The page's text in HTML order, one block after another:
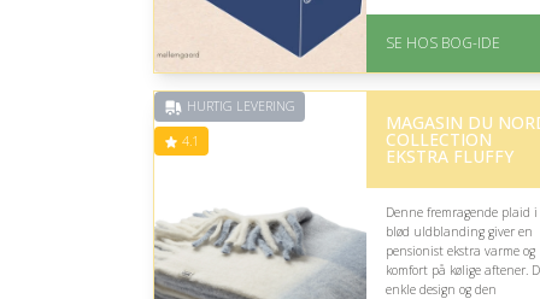
På lager
Levering: 1-3 hverdage -
rating på 4.6 ud af 5
SE HOS BOG-IDE
HURTIG LEVERING
4.1
MAGASIN DU
COLLECTION
EKSTRA FLUFFY
Denne fremragende plaid i
blød uldblanding giver en
pensionist ekstra varme og
komfort på kølige aftener.
enkle design og den